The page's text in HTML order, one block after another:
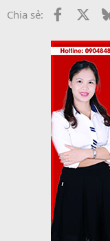
o
n
Chia sẻ: Facebook